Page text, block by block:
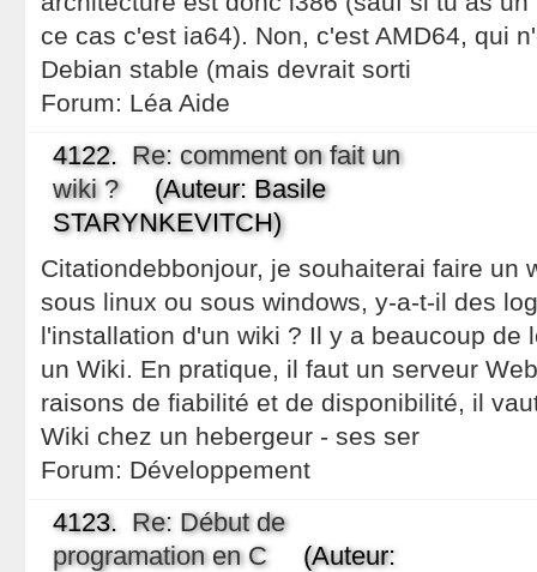
ce cas c'est ia64). Non, c'est AMD64, qui
Debian stable (mais devrait sorti
Forum: Léa Aide
4122. Re: comment on fait un
wiki ?(Auteur: Basile
STARYNKEVITCH)
Citationdebbonjour, je souhaiterai faire un
sous linux ou sous windows, y-a-t-il des
l'installation d'un wiki ? Il y a beaucoup de
un Wiki. En pratique, il faut un serveur
raisons de fiabilité et de disponibilité, il
Wiki chez un hebergeur - ses ser
Forum: Développement
4123. Re: Début de
programation en C (Auteur: